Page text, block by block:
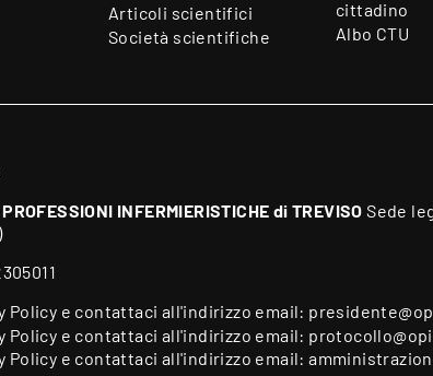
Articoli scientifici
Società scientifiche
cittadino
Albo CTU
INFERMIERISTICHE di TREVISO Sede
Policy e contattaci all'indirizzo email:
Policy e contattaci all'indirizzo email:
Policy e contattaci all'indirizzo email: